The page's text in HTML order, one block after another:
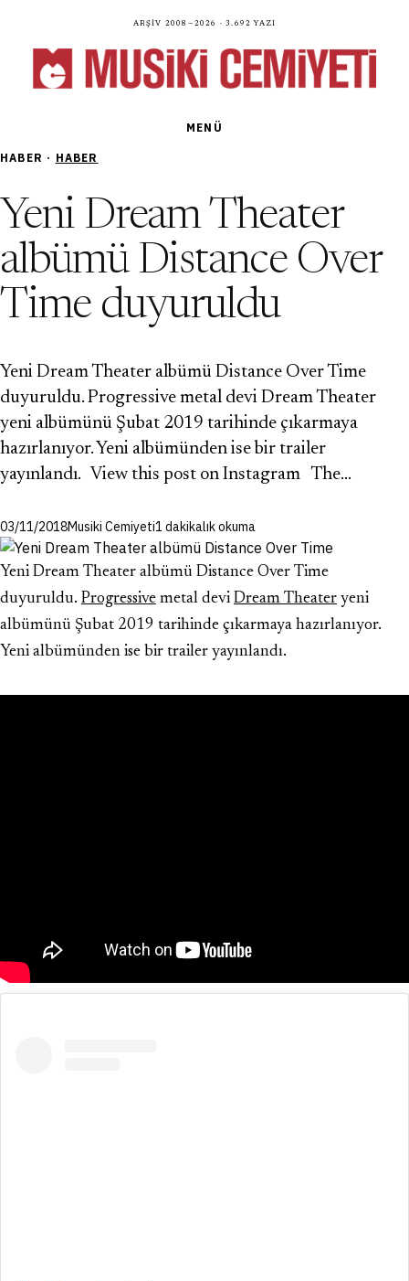
Arşiv 2008—2026 · 3.692 yazı
MENÜ
HABER · HABER
Yeni Dream Theater
albümü Distance Over
Time duyuruldu
Yeni Dream Theater albümü Distance Over Time
duyuruldu. Progressive metal devi Dream Theater
yeni albümünü Şubat 2019 tarihinde çıkarmaya
hazırlanıyor. Yeni albümünden ise bir trailer
yayınlandı. View this post on Instagram The…
03/11/2018Musiki Cemiyeti1 dakikalık okuma
Yeni Dream Theater albümü Distance Over Time
duyuruldu. Progressive metal devi Dream Theater yeni
albümünü Şubat 2019 tarihinde çıkarmaya hazırlanıyor.
Yeni albümünden ise bir trailer yayınlandı.